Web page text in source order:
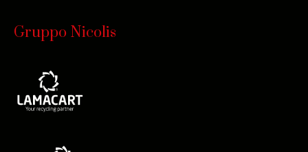
Gruppo Nicolis